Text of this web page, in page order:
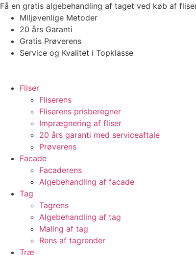
Videre
indhold
Få en gratis algebehandling af taget ved køb af
Miljøvenlige Metoder
20 års Garanti
Gratis Prøverens
Service og Kvalitet i Topklasse
Fliser
Fliserens
Fliserens prisberegner
Imprægnering af fliser
20 års garanti med serviceaftale
Prøverens
Facade
Facaderens
Algebehandling af facade
Tag
Tagrens
Algebehandling af tag
Maling af tag
Rens af tagrender
Træ